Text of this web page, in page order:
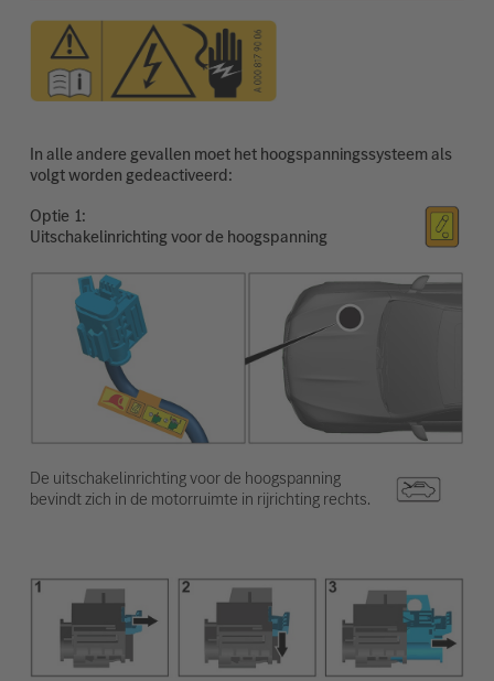
In alle andere gevallen moet het hoogspanningssysteem als
volgt worden gedeactiveerd:
Optie
Uitschakelinrichting voor de hoogspanning
De uitschakelinrichting voor de hoogspanning
bevindt zich in de motorruimte in rijrichting rechts.